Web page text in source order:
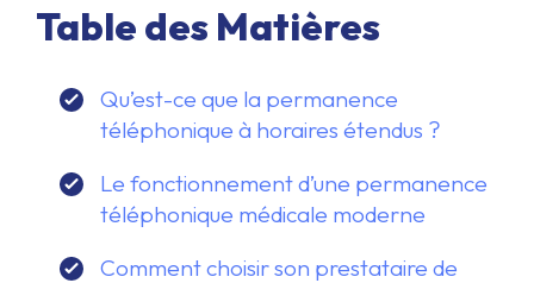
Table des Matières
Qu’est-ce que la permanence
téléphonique à horaires étendus ?
Le fonctionnement d’une permanence
téléphonique médicale moderne
Comment choisir son prestataire de